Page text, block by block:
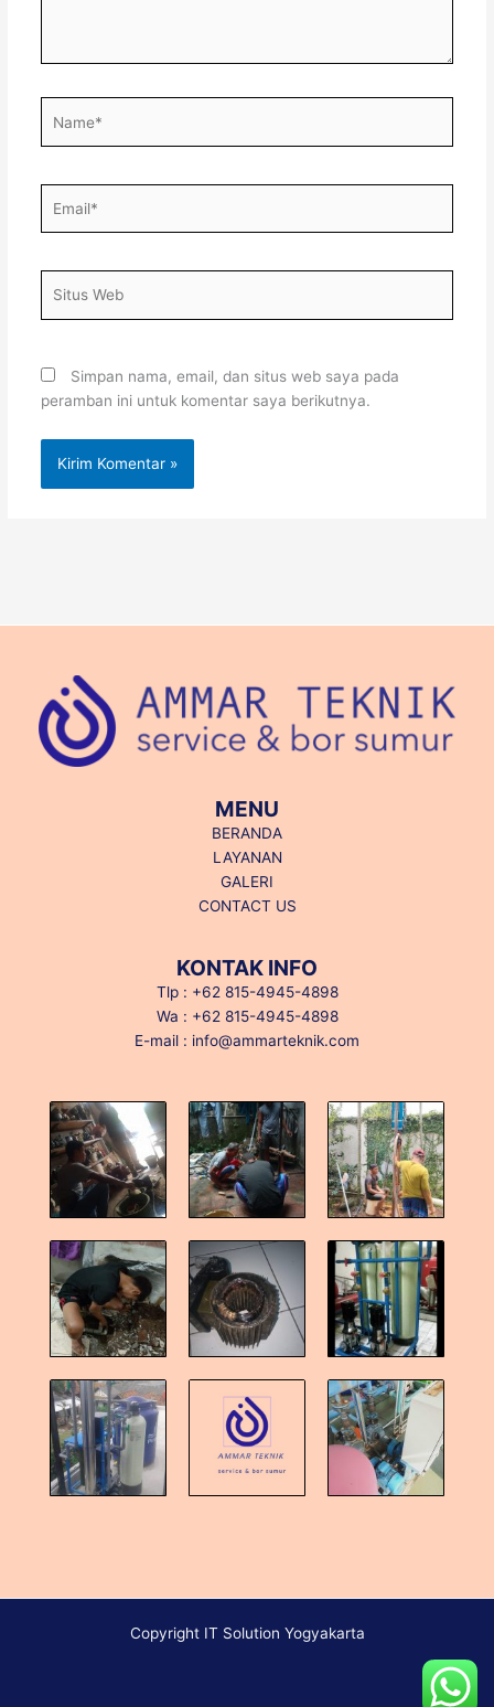
Web
Simpan nama, email, dan situs web saya pada
peramban ini untuk komentar saya berikutnya.
MENU
BERANDA
LAYANAN
GALERI
CONTACT US
KONTAK INFO
Tlp : +62 815-4945-4898
Wa : +62 815-4945-4898
E-mail : info@ammarteknik.com
Copyright IT Solution Yogyakarta